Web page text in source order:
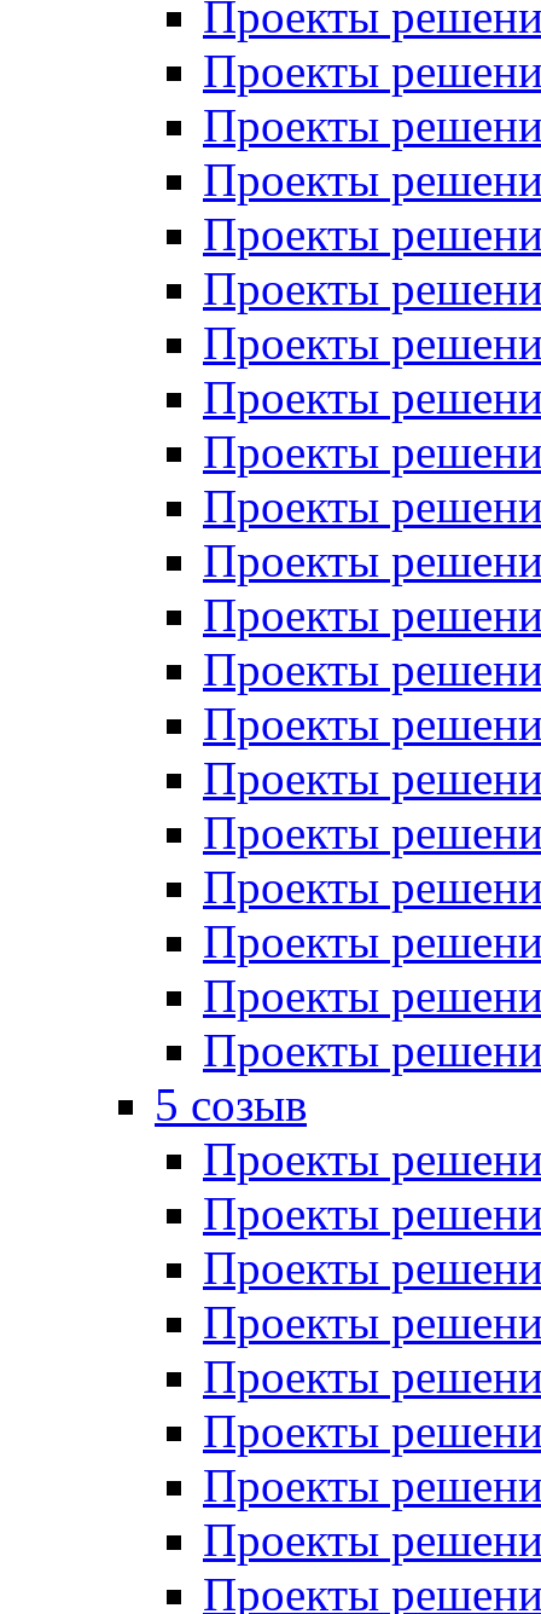
Проекты
Проекты
Проекты
Проекты
Проекты
Проекты
Проекты
Проекты
Проекты
Проекты
Проекты
Проекты
Проекты
Проекты
Проекты
Проекты
Проекты
Проекты
Проекты
Проекты
5 созыв
Проекты
Проекты
Проекты
Проекты
Проекты
Проекты
Проекты
Проекты
Проекты